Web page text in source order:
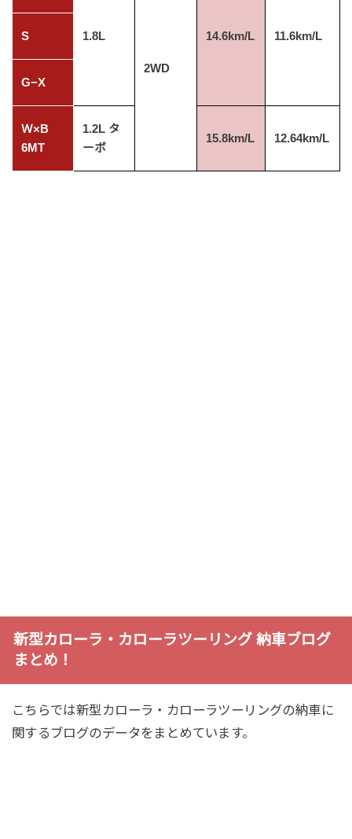
1.8L
2WD
14.6km/L 11.6km/L
S
G−X
Ｗ×B
6MT
1.2L タ
ーボ
15.8km/L 12.64km/L
新型カローラ・カローラツーリング 納車ブログ
まとめ！
こちらでは新型カローラ・カローラツーリングの納車に
関するブログのデータをまとめています。